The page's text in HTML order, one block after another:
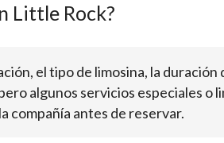
Little Rock?
el tipo de limosina, la
algunos servicios especiales o
compañía antes de reservar.